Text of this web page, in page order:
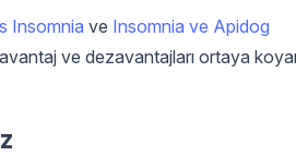
Insomnia ve Insomnia ve Apidog
ve dezavantajları ortaya